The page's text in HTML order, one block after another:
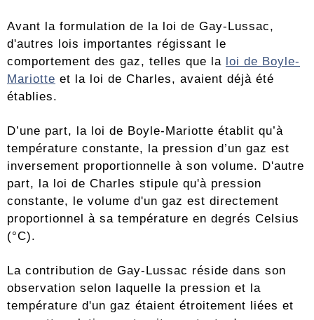
Avant la formulation de la loi de Gay-Lussac,
d'autres lois importantes régissant le
comportement des gaz, telles que la loi de Boyle-
Mariotte et la loi de Charles, avaient déjà été
établies.
D’une part, la loi de Boyle-Mariotte établit qu’à
température constante, la pression d’un gaz est
inversement proportionnelle à son volume. D'autre
part, la loi de Charles stipule qu'à pression
constante, le volume d'un gaz est directement
proportionnel à sa température en degrés Celsius
(°C).
La contribution de Gay-Lussac réside dans son
observation selon laquelle la pression et la
température d'un gaz étaient étroitement liées et